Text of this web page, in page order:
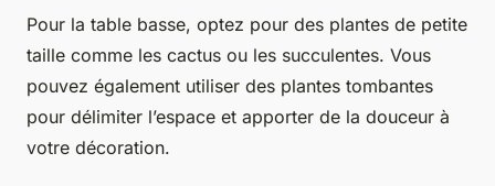
Pour la table basse, optez pour des plantes de petite
taille comme les cactus ou les succulentes. Vous
pouvez également utiliser des plantes tombantes
pour délimiter l’espace et apporter de la douceur à
votre décoration.